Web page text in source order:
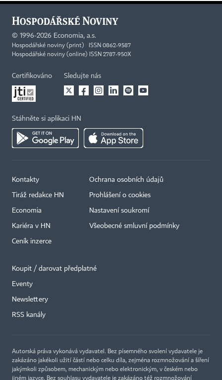
© 1996-2026 Economia, a.s.
Hospodářské noviny (print) ISSN 0862-9587
Hospodářské noviny (online) ISSN 2787-950X
Certifikováno Sledujte nás
Stáhněte si aplikaci HN
Kontakty
Tiráž redakce HN
Economia
Kariéra v HN
Ceník inzerce
Ochrana osobních údajů
Prohlášení o cookies
Nastavení soukromí
Všeobecné smluvní podmínky
Koupit / darovat předplatné
Eventy
Newslettery
RSS kanály
Autorská práva vykonává vydavatel. Bez písemného svolení vydavatele je
zakázáno jakékoli užití částí nebo celku díla, zejména rozmnožování a šíření
jakýmkoli způsobem, mechanickým nebo elektronickým, v českém nebo
jiném jazyce. Bez souhlasu vydavatele je zakázáno též rozmnožování